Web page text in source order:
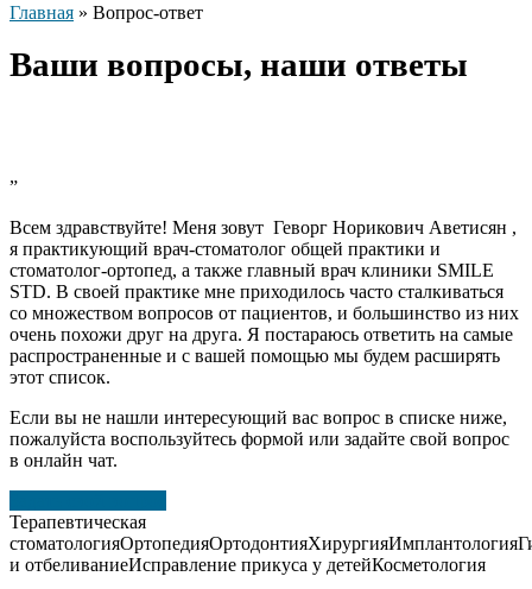
Главная » Вопрос-ответ
Ваши вопросы, наши ответы
”
Всем здравствуйте! Меня зовут Геворг Норикович Аветисян ,
я практикующий врач-стоматолог общей практики и
стоматолог-ортопед, а также главный врач клиники SMILE
STD. В своей практике мне приходилось часто сталкиваться
со множеством вопросов от пациентов, и большинство из них
очень похожи друг на друга. Я постараюсь ответить на самые
распространенные и с вашей помощью мы будем расширять
этот список.
Если вы не нашли интересующий вас вопрос в списке ниже,
пожалуйста воспользуйтесь формой или задайте свой вопрос
в онлайн чат.
Терапевтическая
стоматологияОртопедияОртодонтияХирургияИмплантология
и отбеливаниеИсправление прикуса у детейКосметология